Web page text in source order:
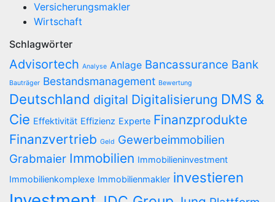
Versicherungsmakler
Wirtschaft
Schlagwörter
Advisortech Analyse Anlage Bancassurance Bank
Bauträger Bestandsmanagement Bewertung
Deutschland digital Digitalisierung DMS &
Cie Effektivität Effizienz Experte Finanzprodukte
Finanzvertrieb Geld Gewerbeimmobilien
Grabmaier Immobilien Immobilieninvestment
Immobilienkomplexe Immobilienmakler investieren